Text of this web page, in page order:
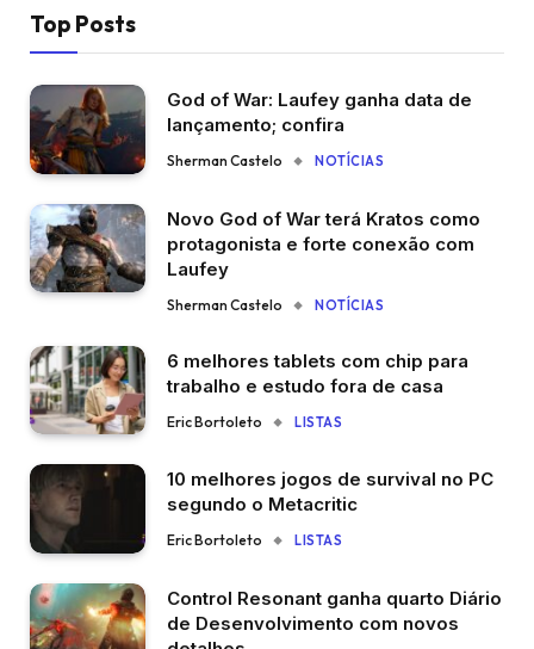
Top Posts
God of War: Laufey ganha data de
lançamento; confira
Sherman Castelo NOTÍCIAS
Novo God of War terá Kratos como
protagonista e forte conexão com
Laufey
Sherman Castelo NOTÍCIAS
6 melhores tablets com chip para
trabalho e estudo fora de casa
Eric Bortoleto LISTAS
10 melhores jogos de survival no PC
segundo o Metacritic
Eric Bortoleto LISTAS
Control Resonant ganha quarto Diário
de Desenvolvimento com novos